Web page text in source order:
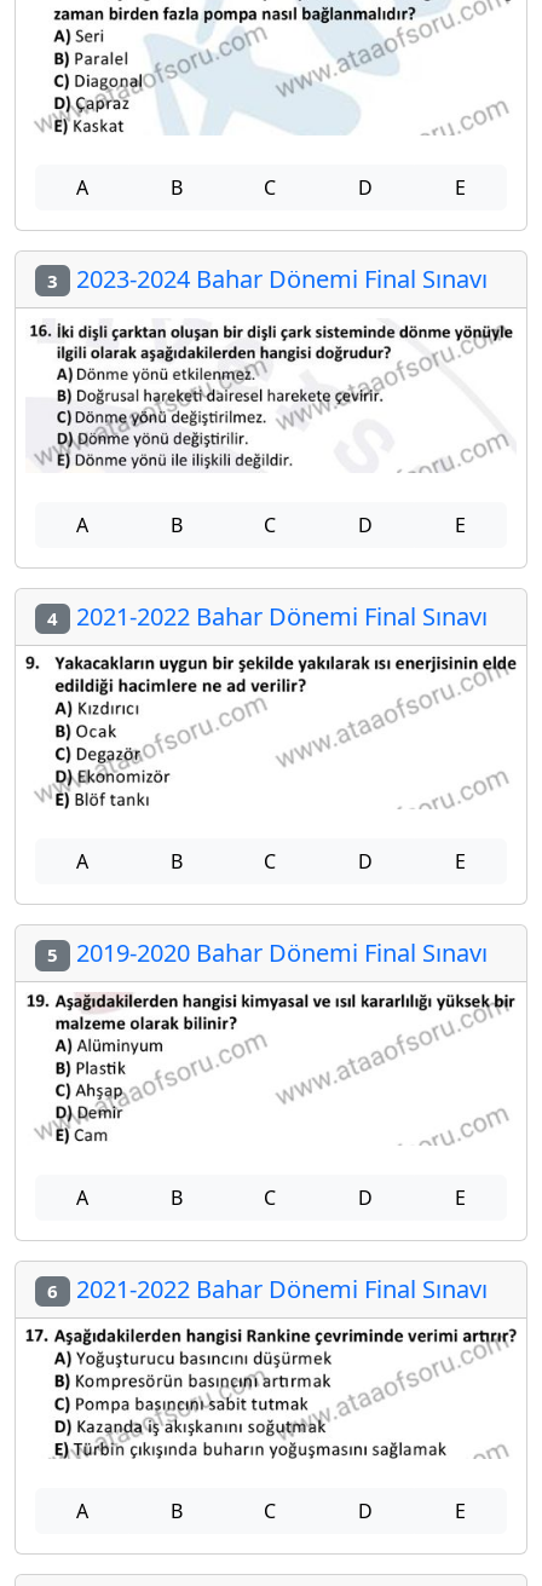
A B C D E
3 2023-2024 Bahar Dönemi Final Sınavı
A B C D E
4 2021-2022 Bahar Dönemi Final Sınavı
A B C D E
5 2019-2020 Bahar Dönemi Final Sınavı
A B C D E
6 2021-2022 Bahar Dönemi Final Sınavı
A B C D E